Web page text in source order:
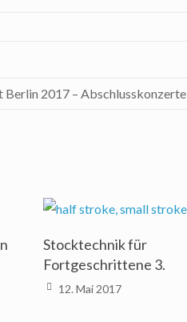
Berlin 2017 – Abschlusskonzerte
Stocktechnik für
Fortgeschrittene 3.
12. Mai 2017